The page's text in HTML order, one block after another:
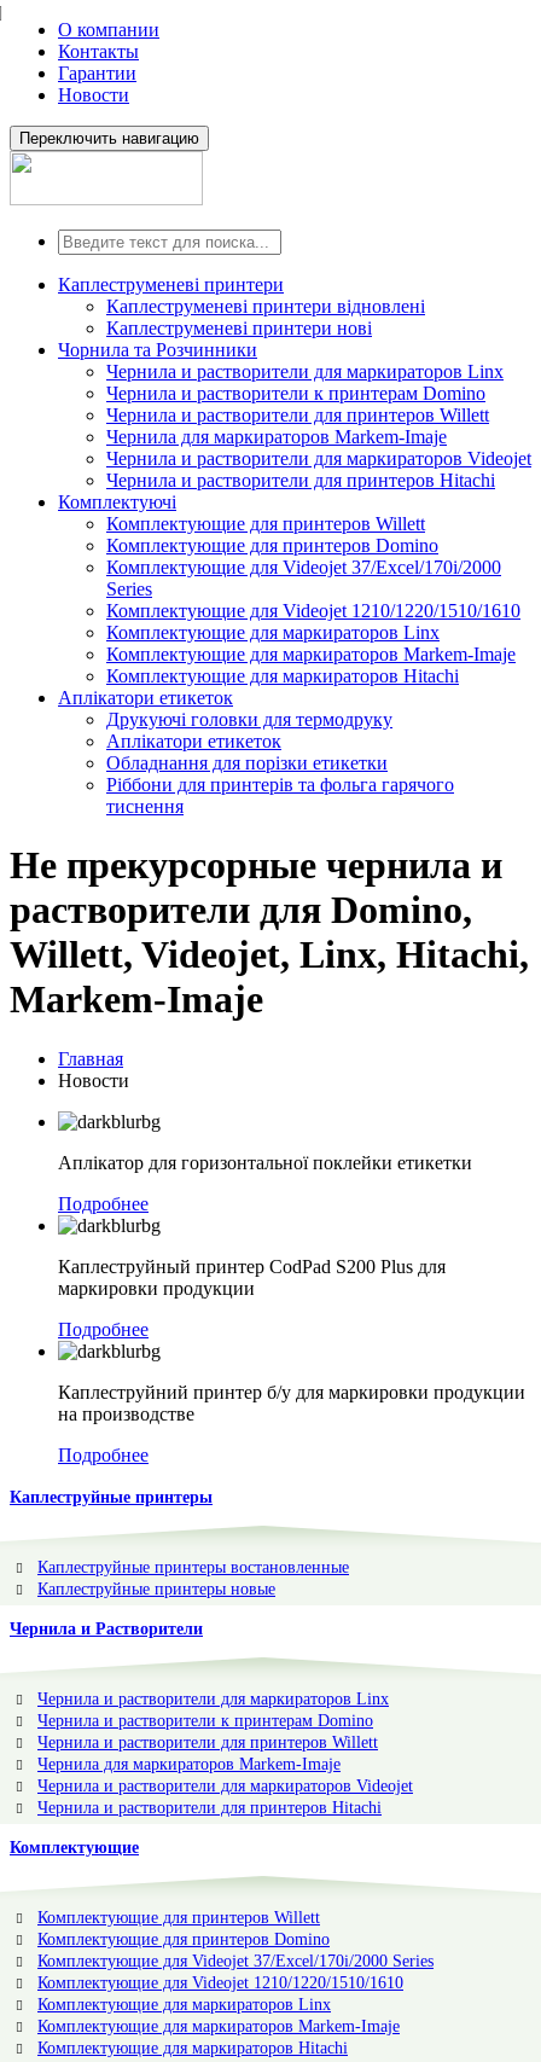
О компании
Контакты
Гарантии
Новости
Переключить навигацию
Каплеструменеві принтери
Каплеструменеві принтери відновлені
Каплеструменеві принтери нові
Чорнила та Розчинники
Чернила и растворители для маркираторов Linx
Чернила и растворители к принтерам Domino
Чернила и растворители для принтеров Willett
Чернила для маркираторов Markem-Imaje
Чернила и растворители для маркираторов Videojet
Чернила и растворители для принтеров Hitachi
Комплектуючі
Комплектующие для принтеров Willett
Комплектующие для принтеров Domino
Комплектующие для Videojet 37/Excel/170i/2000
Series
Комплектующие для Videojet 1210/1220/1510/1610
Комплектующие для маркираторов Linx
Комплектующие для маркираторов Markem-Imaje
Комплектующие для маркираторов Hitachi
Аплікатори етикеток
Друкуючі головки для термодруку
Аплікатори етикеток
Обладнання для порізки етикетки
Ріббони для принтерів та фольга гарячого
тиснення
Не прекурсорные чернила и
растворители для Domino,
Willett, Videojet, Linx, Hitachi,
Markem-Imaje
Главная
Новости
Аплікатор для горизонтальної поклейки етикетки
Подробнее
Каплеструйный принтер CodPad S200 Plus для
маркировки продукции
Подробнее
Каплеструйний принтер б/у для маркировки продукции
на производстве
Подробнее
Каплеструйные принтеры
Каплеструйные принтеры востановленные
Каплеструйные принтеры новые
Чернила и Растворители
Чернила и растворители для маркираторов Linx
Чернила и растворители к принтерам Domino
Чернила и растворители для принтеров Willett
Чернила для маркираторов Markem-Imaje
Чернила и растворители для маркираторов Videojet
Чернила и растворители для принтеров Hitachi
Комплектующие
Комплектующие для принтеров Willett
Комплектующие для принтеров Domino
Комплектующие для Videojet 37/Excel/170i/2000 Series
Комплектующие для Videojet 1210/1220/1510/1610
Комплектующие для маркираторов Linx
Комплектующие для маркираторов Markem-Imaje
Комплектующие для маркираторов Hitachi